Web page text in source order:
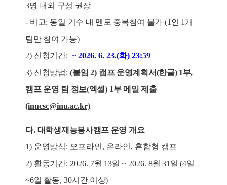
3명 내외 구성 권장
- 비고: 동일 기수 내 멘토 중복참여 불가 (1 인 1 개
팀만 참여 가능)
2) 신청기간: ~ 2026. 6. 23.(화) 23:59
3) 신청방법: (붙임 2) 캠프 운영계획서(한글) 1부,
캠프 운영 팀 정보(엑셀) 1부 메일 제출
(inucsc@inu.ac.kr)
다. 대학생재능봉사캠프 운영 개요
1) 운영방식: 오프라인, 온라인, 혼합형 캠프
2) 활동기간: 2026. 7월 13일~ 2026. 8월 31일(4일
~6일 활동, 30시간 이상)